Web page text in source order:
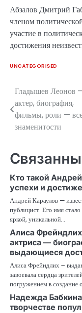
Абзалов Дмитрий
членом
участие в
достижения
UNCATEGORISED
Навигация
по
записям
Гладышев Леонов
актер, биография,
фильмы, роли —
знаменитости
Кто такой
успехи и
Андрей Караулов —
публицист. Его имя
яркой, уникальной…
Алиса
актриса —
выдающиеся
Алиса Фрейндлих –
завоевала сердца
погружением в создание
Надежда
творчестве